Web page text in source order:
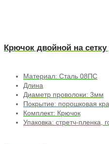
Крючок двойной на
Материал: Сталь 08ПС
Длина
Диаметр проволоки: 3мм
Покрытие: порошковая
Комплект: Крючок
Упаковка: стретч-пленка,